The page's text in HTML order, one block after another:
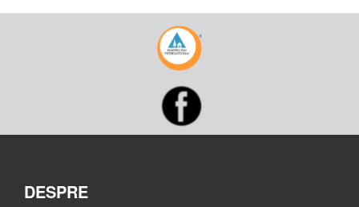
DESPRE